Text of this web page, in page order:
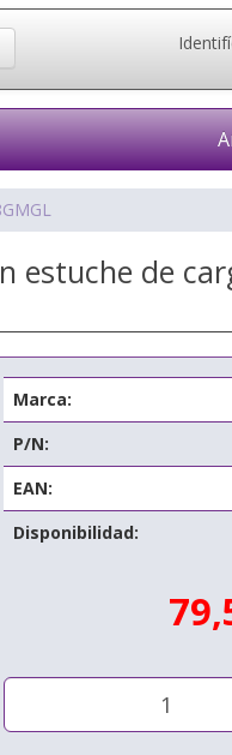
estuche de
Marca:
P/N:
EAN:
Disponibilidad: